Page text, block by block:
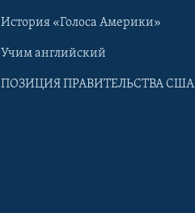
История «Голоса Америки»
Учим английский
ПОЗИЦИЯ ПРАВИТЕЛЬСТВА США